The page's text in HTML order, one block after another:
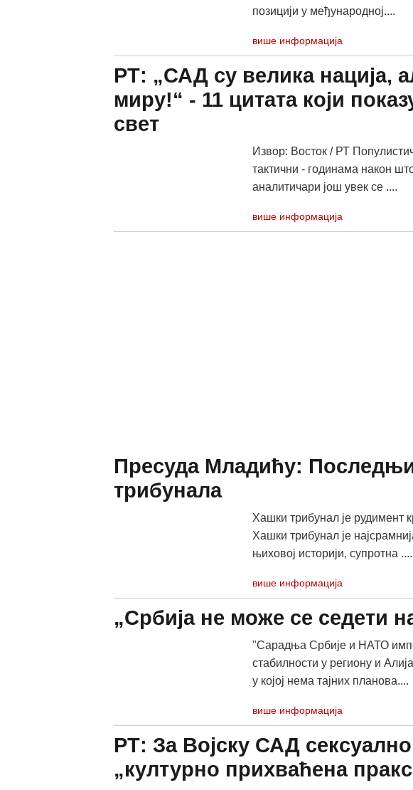
позицији у међународној....
више информација
РТ: „САД су велика нација,
миру!“ - 11 цитата који
свет
Извор: Восток / РТ
тактични - годинама након
аналитичари још увек се ....
више информација
Пресуда Младићу:
трибунала
Хашки трибунал је
Хашки трибунал је
њиховој историји, супротна ....
више информација
„Србија не може се седети
"Сарадња Србије и НАТО
стабилности у региону и
у којој нема тајних планова....
више информација
РТ: За Војску САД
„културно прихваћена